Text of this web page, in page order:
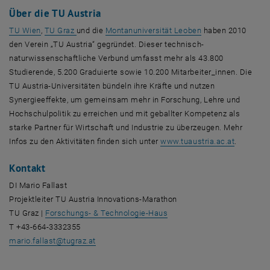
Über die TU Austria
TU Wien , öffnet eine externe URL in einem neuen Fenster
, TU Graz , öffnet eine externe URL in einem neuen Fenster
und die Montanuniversität Leoben , öffnet eine
haben 2010
den Verein „TU Austria“ gegründet. Dieser technisch-
naturwissenschaftliche Verbund umfasst mehr als 43.800
Studierende, 5.200 Graduierte sowie 10.200 Mitarbeiter_innen. Die
TU Austria-Universitäten bündeln ihre Kräfte und nutzen
Synergieeffekte, um gemeinsam mehr in Forschung, Lehre und
Hochschulpolitik zu erreichen und mit geballter Kompetenz als
starke Partner für Wirtschaft und Industrie zu überzeugen. Mehr
Infos zu den Aktivitäten finden sich unterwww.tuaustria.ac.at, öffnet
.
Kontakt
DI Mario Fallast
Projektleiter TU Austria Innovations-Marathon
TU Graz | Forschungs- & Technologie-Haus
T +43-664-3332355
mario.fallast@tugraz.at, öffnet in einem neuen Fenster